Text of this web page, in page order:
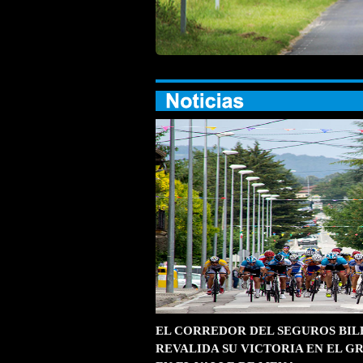
EL CORREDOR DEL SEGUROS
REVALIDA SU VICTORIA EN EL